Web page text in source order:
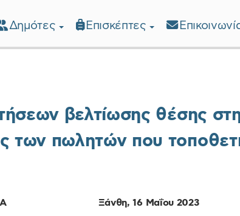
Δημότες Επισκέπτες
βελτίωσης θέσης
των πωλητών που
Ξάνθη, 16 Μαΐου 2023